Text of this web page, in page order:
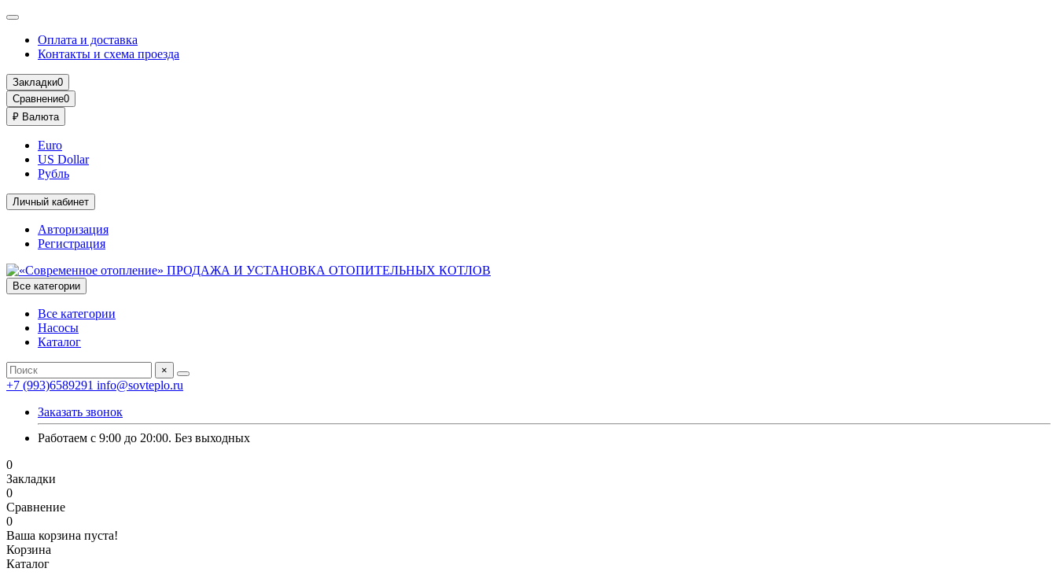
Оплата и доставка
Контакты и схема проезда
Закладки0
Сравнение0
₽ Валюта
Euro
US Dollar
Рубль
Личный кабинет
Авторизация
Регистрация
Все категории
Все категории
Насосы
Каталог
×
+7 (993)6589291 info@sovteplo.ru
Заказать звонок
Работаем с 9:00 до 20:00. Без выходных
0
Закладки
0
Сравнение
0
Ваша корзина пуста!
Корзина
Каталог